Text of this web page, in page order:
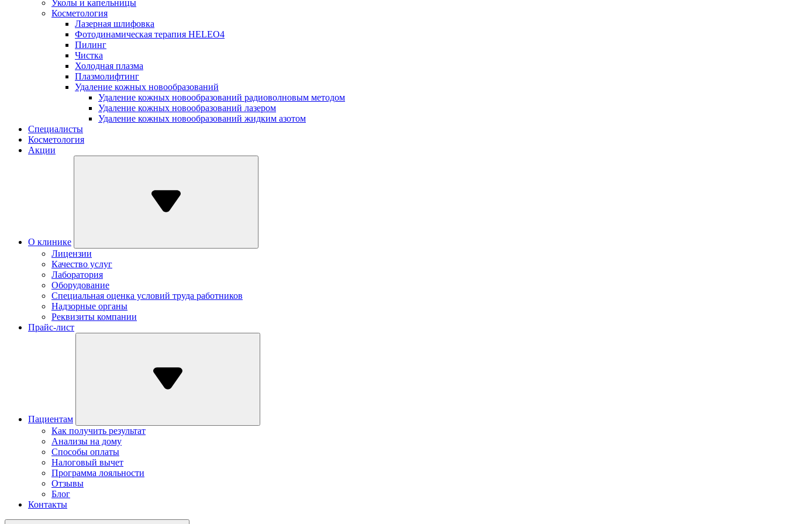
Уколы и капельницы
Косметология
Лазерная шлифовка
Фотодинамическая терапия HELEO4
Пилинг
Чистка
Холодная плазма
Плазмолифтинг
Удаление кожных новообразований
Удаление кожных новообразований радиоволновым методом
Удаление кожных новообразований лазером
Удаление кожных новообразований жидким азотом
Специалисты
Косметология
Акции
О клинике
Лицензии
Качество услуг
Лаборатория
Оборудование
Специальная оценка условий труда работников
Надзорные органы
Реквизиты компании
Прайс-лист
Пациентам
Как получить результат
Анализы на дому
Способы оплаты
Налоговый вычет
Программа лояльности
Отзывы
Блог
Контакты